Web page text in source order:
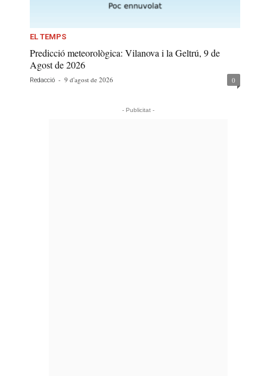
EL TEMPS
Predicció meteorològica: Vilanova i la Geltrú, 9 de
Agost de 2026
Redacció - 9 d'agost de 2026 0
- Publicitat -